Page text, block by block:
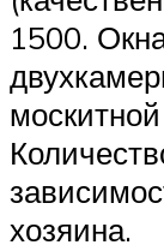
1500.
хозяина.